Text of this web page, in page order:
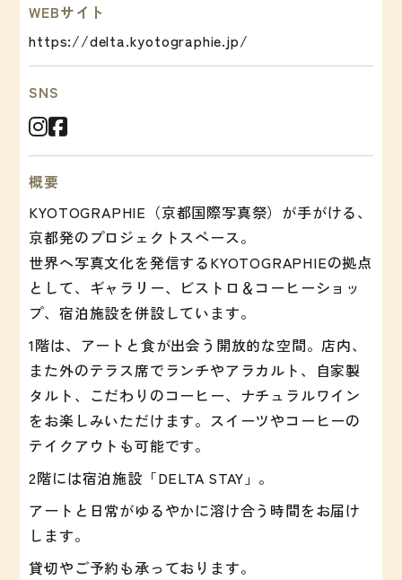
WEBサイト
https://delta.kyotographie.jp/
SNS
概要
KYOTOGRAPHIE（京都国際写真祭）が手がける、
京都発のプロジェクトスペース。
世界へ写真文化を発信するKYOTOGRAPHIEの拠点
として、ギャラリー、ビストロ＆コーヒーショッ
プ、宿泊施設を併設しています。
1階は、アートと食が出会う開放的な空間。店内、
また外のテラス席でランチやアラカルト、自家製
タルト、こだわりのコーヒー、ナチュラルワイン
をお楽しみいただけます。スイーツやコーヒーの
テイクアウトも可能です。
2階には宿泊施設「DELTA STAY」。
アートと日常がゆるやかに溶け合う時間をお届け
します。
貸切やご予約も承っております。